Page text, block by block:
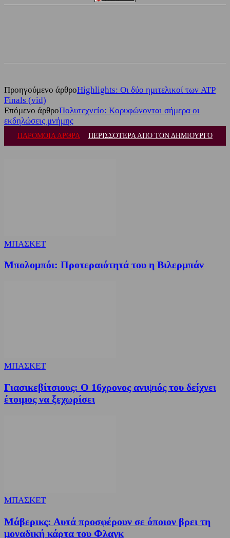
Προηγούμενο άρθροHighlights: Οι δύο ημιτελικοί των ATP
Finals (vid)
Επόμενο άρθροΠολυτεχνείο: Κορυφώνονται σήμερα οι
εκδηλώσεις μνήμης
ΠΑΡΟΜΟΙΑ ΑΡΘΡΑ ΠΕΡΙΣΣΟΤΕΡΑ ΑΠΟ ΤΟΝ ΔΗΜΙΟΥΡΓΟ
ΜΠΑΣΚΕΤ
Μπολομπόι: Προτεραιότητά του η Βιλερμπάν
ΜΠΑΣΚΕΤ
Γιασικεβίτσιους: Ο 16χρονος ανιψιός του δείχνει
έτοιμος να ξεχωρίσει
ΜΠΑΣΚΕΤ
Μάβερικς: Αυτά προσφέρουν σε όποιον βρει τη
μοναδική κάρτα του Φλαγκ